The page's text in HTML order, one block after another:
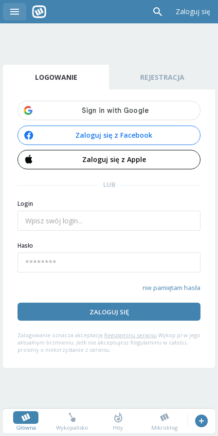
Zaloguj się
LOGOWANIE REJESTRACJA
Zaloguj się z Facebook
Zaloguj się z Apple
LUB
Login
Hasło
nie pamiętam hasła
ZALOGUJ SIĘ
Zalogowanie oznacza akceptację Regulaminu serwisu Wykop.pl w jego
aktualnym brzmieniu. Jeśli nie akceptujesz Regulaminu w całości,
prosimy o niekorzystanie z serwisu.
Główna Wykopalisko Hity Mikroblog